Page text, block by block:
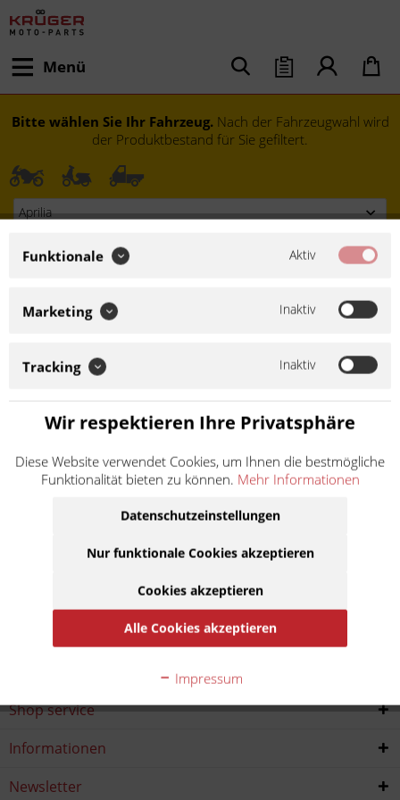
Menü
Bitte wählen Sie Ihr Fahrzeug. Nach der Fahrzeugwahl wird
der Produktbestand für Sie gefiltert.
Aprilia
Hubraum:
ccm
ccm
ccm
ccm
Shop service
Informationen
Newsletter
Funktionale Aktiv
Marketing Inaktiv
Tracking Inaktiv
Wir respektieren Ihre Privatsphäre
Diese Website verwendet Cookies, um Ihnen die bestmögliche
Funktionalität bieten zu können. Mehr Informationen
Datenschutzeinstellungen
Nur funktionale Cookies akzeptieren
Cookies akzeptieren
Alle Cookies akzeptieren
Impressum